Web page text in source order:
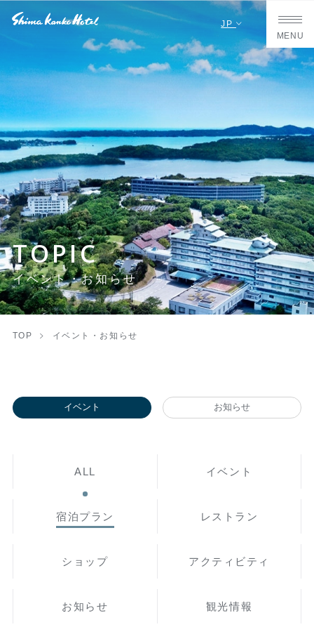
JP
MENU
TOPIC
イベント・お知らせ
TOP イベント・お知らせ
イベント お知らせ
ALL イベント
宿泊プラン レストラン
ショップ アクティビティ
お知らせ 観光情報